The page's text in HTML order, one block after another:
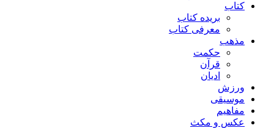
کتاب
بریده کتاب
معرفی کتاب
مذهب
حکمت
قرآن
ادیان
ورزش
موسیقی
مفاهیم
عکس و مکث